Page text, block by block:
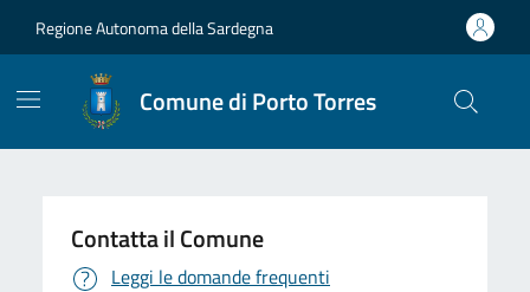
Regione Autonoma della Sardegna
Comune di Porto Torres
Contatta il Comune
Leggi le domande frequenti